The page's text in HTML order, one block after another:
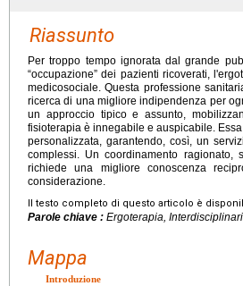
Riassunto
Per troppo tempo ignorata dal grande
“occupazione” dei pazienti ricoverati,
medicosociale. Questa professione
ricerca di una migliore indipendenza per
un approccio tipico e assunto,
fisioterapia è innegabile e auspicabile.
personalizzata, garantendo, così, un
complessi. Un coordinamento
richiede una migliore conoscenza
considerazione.
Il testo completo di questo articolo è
Parole chiave : Ergoterapia,
Mappa
Introduzione